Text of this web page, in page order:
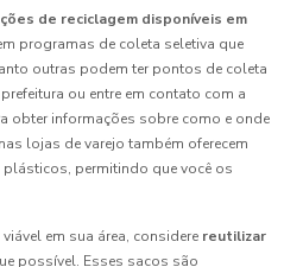
de reciclagem disponíveis em
programas de coleta seletiva que
outras podem ter pontos de coleta
ou entre em contato com a
obter informações sobre como e onde
lojas de varejo também oferecem
permitindo que você os
em sua área, considere reutilizar
possível. Esses sacos são